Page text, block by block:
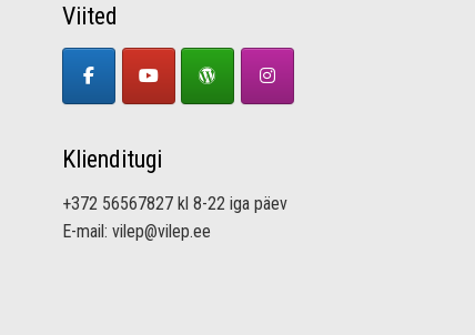
Viited
Klienditugi
+372 56567827 kl 8-22 iga päev
E-mail: vilep@vilep.ee